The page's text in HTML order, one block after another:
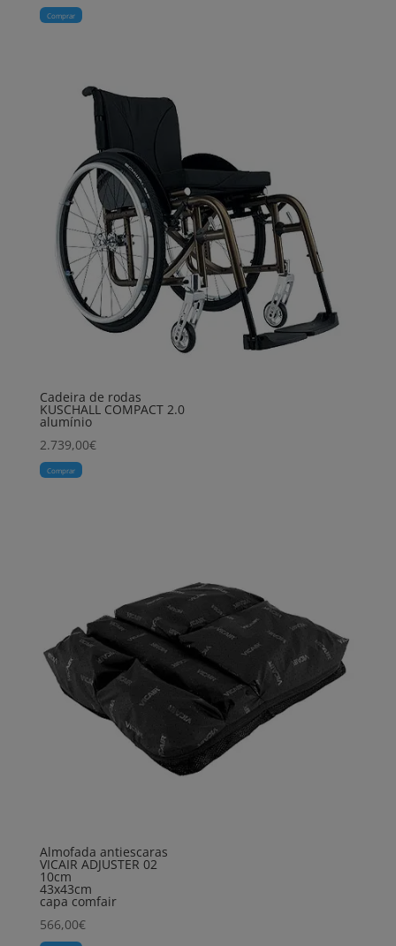
Comprar
Cadeira de rodas
KUSCHALL COMPACT 2.0
alumínio
2.739,00€
Comprar
Almofada antiescaras
VICAIR ADJUSTER 02
10cm
43x43cm
capa comfair
566,00€